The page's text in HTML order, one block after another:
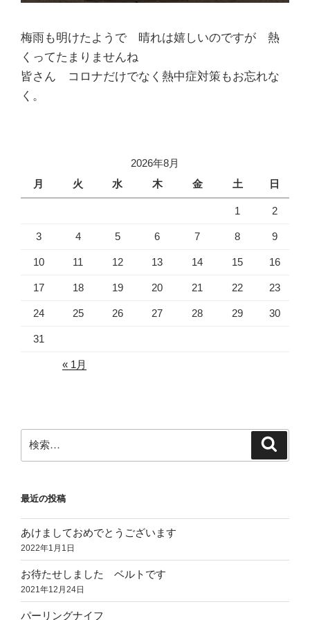
梅雨も明けたようで 晴れは嬉しいのですが 熱
くってたまりませんね
皆さん コロナだけでなく熱中症対策もお忘れな
く。
2026年8月
月
火 水 木 金 土 日
1 2
3 4 5 6 7 8 9
10 11 12 13 14 15 16
17 18 19 20 21 22 23
24 25 26 27 28 29 30
31
« 1月
索:
最近の投稿
あけましておめでとうございます
2022年1月1日
お待たせしました ベルトです
2021年12月24日
パーリングナイフ